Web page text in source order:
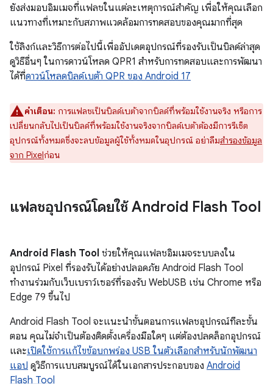
ยังส่งมอบอิมเมจที่แฟลชในแต่ละเหตุการณ์สำคัญ เพื่อให้คุณเลือก
แนวทางที่เหมาะกับสภาพแวดล้อมการทดสอบของคุณมากที่สุด
ใช้ลิงก์และวิธีการต่อไปนี้เพื่ออัปเดตอุปกรณ์ที่รองรับเป็นบิลด์ล่าสุด
ดูวิธีอื่นๆ ในการดาวน์โหลด QPR1 สำหรับการทดสอบและการพัฒนา
ได้ที่ดาวน์โหลดบิลด์เบต้า QPR ของ Android 17
คำเตือน: การแฟลชเป็นบิลด์เบต้าจากบิลด์ที่พร้อมใช้งานจริง หรือการ
เปลี่ยนกลับไปเป็นบิลด์ที่พร้อมใช้งานจริงจากบิลด์เบต้าต้องมีการรีเซ็ต
อุปกรณ์ทั้งหมดซึ่งจะลบข้อมูลผู้ใช้ทั้งหมดในอุปกรณ์ อย่าลืมสำรองข้อมูล
จาก Pixelก่อน
แฟลชอุปกรณ์โดยใช้ Android Flash Tool
Android Flash Tool ช่วยให้คุณแฟลชอิมเมจระบบลงใน
อุปกรณ์ Pixel ที่รองรับได้อย่างปลอดภัย Android Flash Tool
ทำงานร่วมกับเว็บเบราว์เซอร์ที่รองรับ WebUSB เช่น Chrome หรือ
Edge 79 ขึ้นไป
Android Flash Tool จะแนะนำขั้นตอนการแฟลชอุปกรณ์ทีละขั้น
ตอน คุณไม่จำเป็นต้องติดตั้งเครื่องมือใดๆ แต่ต้องปลดล็อกอุปกรณ์
และเปิดใช้การแก้ไขข้อบกพร่อง USB ในตัวเลือกสำหรับนักพัฒนา
แอป ดูวิธีการแบบสมบูรณ์ได้ในเอกสารประกอบของ Android
Flash Tool